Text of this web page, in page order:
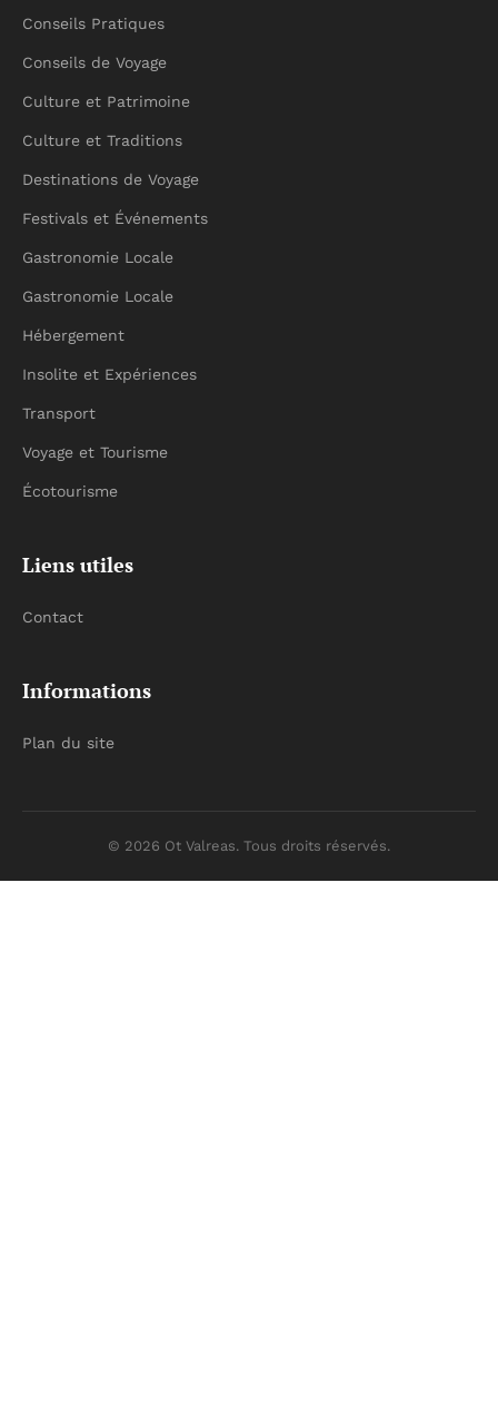
Conseils Pratiques
Conseils de Voyage
Culture et Patrimoine
Culture et Traditions
Destinations de Voyage
Festivals et Événements
Gastronomie Locale
Gastronomie Locale
Hébergement
Insolite et Expériences
Transport
Voyage et Tourisme
Écotourisme
Liens utiles
Contact
Informations
Plan du site
© 2026 Ot Valreas. Tous droits réservés.